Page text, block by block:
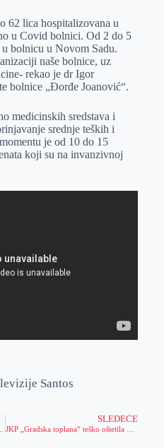
62 lica hospitalizovana u
u Covid bolnici. Od 2 do 5
bolnicu u Novom Sadu.
naše bolnice, uz
rekao je dr Igor
bolnice „Đorđe Joanović“.
medicinskih sredstava i
srednje teških i
je od 10 do 15
koji su na invanzivnoj
Santos
SLEDEĆE